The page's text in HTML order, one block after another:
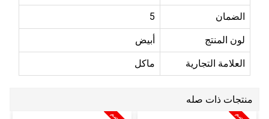
الضمان 5
لون المنتج أبيض
العلامة التجارية ماكل
منتجات ذات صله